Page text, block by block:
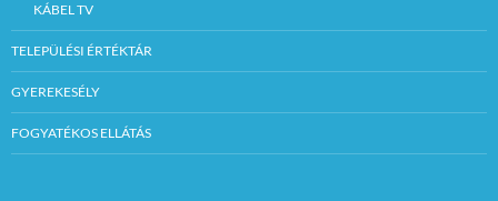
KÁBEL TV
TELEPÜLÉSI ÉRTÉKTÁR
GYEREKESÉLY
FOGYATÉKOS ELLÁTÁS